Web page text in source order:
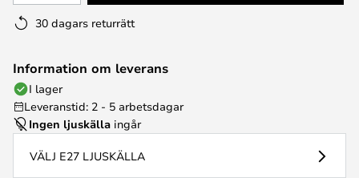
30 dagars returrätt
Information om leverans
I lager
Leveranstid: 2 - 5 arbetsdagar
Ingen ljuskälla ingår
VÄLJ E27 LJUSKÄLLA